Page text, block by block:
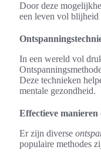
Door deze
een leven vol blijheid
In een wereld vol
Deze technieken
mentale gezondheid.
Effectieve manieren
Er zijn diverse
populaire methodes